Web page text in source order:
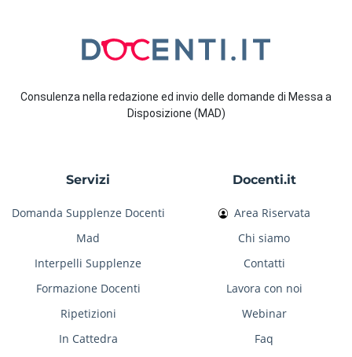
Consulenza nella redazione ed invio delle domande di Messa a
Disposizione (MAD)
Servizi
Domanda Supplenze Docenti
Mad
Interpelli Supplenze
Formazione Docenti
Ripetizioni
In Cattedra
Docenti.it
Area Riservata
Chi siamo
Contatti
Lavora con noi
Webinar
Faq